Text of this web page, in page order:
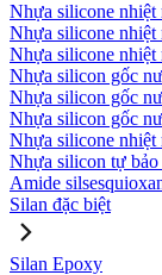
Nhựa silicone
Nhựa silicone nhiệt
Nhựa silicone
Nhựa silicon gốc
Nhựa silicon gốc
Nhựa silicon gốc
Nhựa silicone
Nhựa silicon tự
Amide
Silan đặc biệt
Silan Epoxy